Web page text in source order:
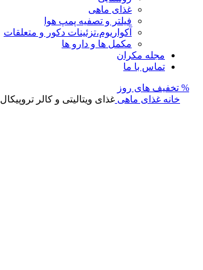
غذای ماهی
فیلتر و تصفیه پمپ هوا
آکواریوم،تزئینات دکور و متعلقات
مکمل ها و دارو ها
مجله مکران
تماس با ما
% تخفیف های روز
خانه غذای ماهی غذای ویتالیتی و کالر تروپیکال VITALITY & COLOR